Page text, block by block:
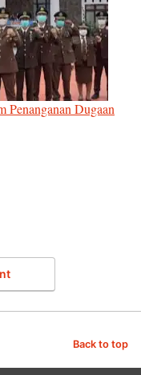
Dugaan
Back to top